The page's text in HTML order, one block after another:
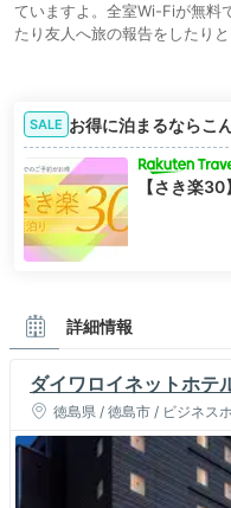
ていますよ。全室Wi-Fiが無料
たり友人へ旅の報告をしたり
SALE お得に泊まるならこ
【さき楽
詳細情報
ダイワロイネットホテ
徳島県 / 徳島市 / ビジネス